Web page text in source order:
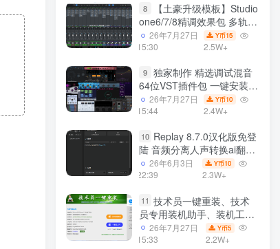
8
【土豪升级模板】Studio
one6/7/8精调效果包 多轨道
效果模式可选 声卡调试好预
设模板 带插件全套文件
26年7月27日
15:30
Y币15
2.5W+
9 独家制作 精选调试混音
64位VST插件包 一键安装
600个效果器合集v2.0 WiN
支持定制
26年7月27日
15:44
Y币10
2.4W+
10 Replay 8.7.0汉化版免登
陆 音频分离人声转换ai翻唱
支持50系显卡 一键安装
WiN
26年6月3日
22:39
Y币10
2.3W+
11 技术员一键重装、技术
员专用装机助手、装机工
具、电脑系统装机软件丶一
键安装系统
26年7月27日
15:33
Y币5
2.2W+